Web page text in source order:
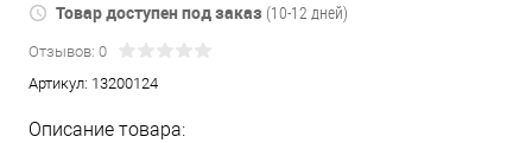
Товар доступен под заказ (10-12 дней)
Отзывов: 0
Артикул: 13200124
Описание товара: